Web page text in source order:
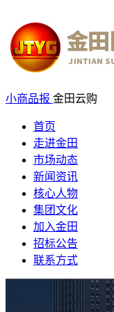
小商品报 金田云购
首页
走进金田
市场动态
新闻资讯
核心人物
集团文化
加入金田
招标公告
联系方式